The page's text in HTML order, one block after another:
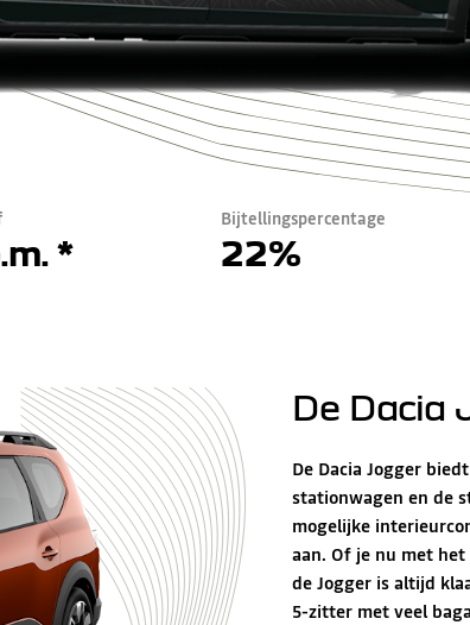
*
Bijtellingspercentage
22%
De Dacia
De Dacia Jogger
stationwagen en de
mogelijke
aan. Of je nu met
de Jogger is altijd
5-zitter met veel